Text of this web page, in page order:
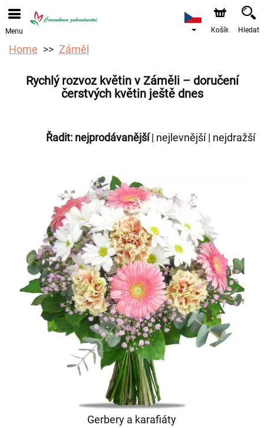
Objednávky přes e-shop přijímáme. Nejbližší možné
doručení je od 12.8.2026 z důvodu dovolené.
Menu Košík Hledat
Home Záměl
Rychlý rozvoz květin v Záměli – doručení
čerstvých květin ještě dnes
Řadit: nejprodávanější| nejlevnější| nejdražší
Gerbery a karafiáty